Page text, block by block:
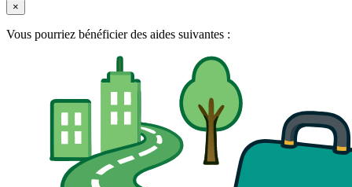
×
Vous pourriez bénéficier des aides suivantes :